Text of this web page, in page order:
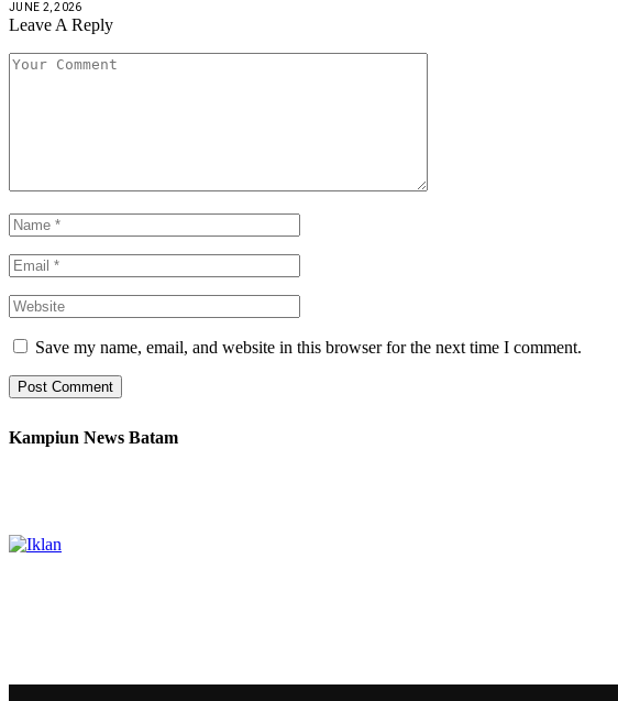
JUNE 2, 2026
Leave A Reply
Save my name, email, and website in this browser for the next time I comment.
Kampiun News Batam